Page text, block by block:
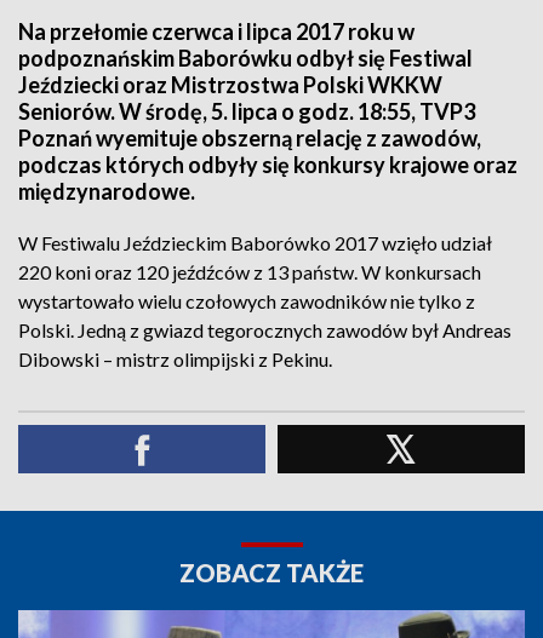
Na przełomie czerwca i lipca 2017 roku w
podpoznańskim Baborówku odbył się Festiwal
Jeździecki oraz Mistrzostwa Polski WKKW
Seniorów. W środę, 5. lipca o godz. 18:55, TVP3
Poznań wyemituje obszerną relację z zawodów,
podczas których odbyły się konkursy krajowe oraz
międzynarodowe.
W Festiwalu Jeździeckim Baborówko 2017 wzięło udział
220 koni oraz 120 jeźdźców z 13 państw. W konkursach
wystartowało wielu czołowych zawodników nie tylko z
Polski. Jedną z gwiazd tegorocznych zawodów był Andreas
Dibowski – mistrz olimpijski z Pekinu.
ZOBACZ TAKŻE